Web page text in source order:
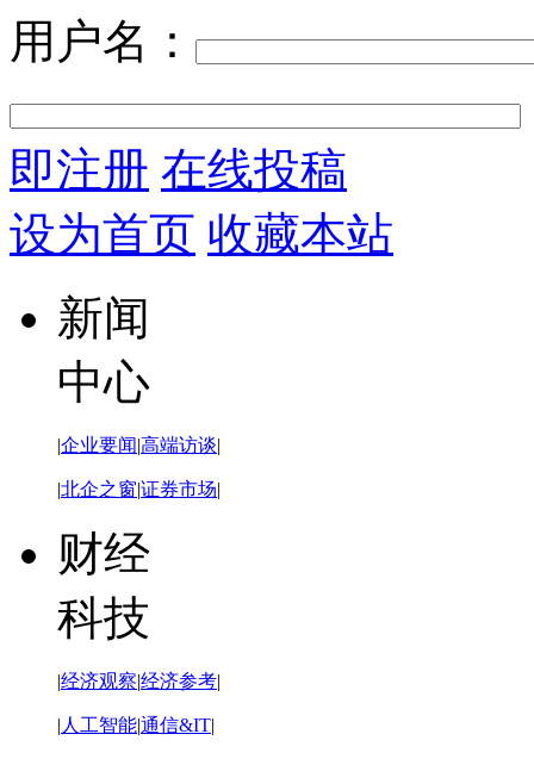
用户名：
即注册 在线投稿
设为首页 收藏本站
新闻
中心
|企业要闻|高端访谈|
|北企之窗|证券市场|
财经
科技
|经济观察|经济参考|
| 人工智能|通信&IT|